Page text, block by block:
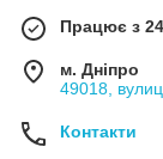
Працює з
м. Дніпро
49018,
Контакти